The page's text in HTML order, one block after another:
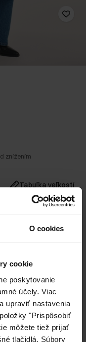
O cookies
cookie
poskytovanie
účely. Viac
upraviť nastavenia
"Prispôsobiť
môžete tiež prijať
tlačidlá. Súbory
znížením
Tabuľka veľkostí